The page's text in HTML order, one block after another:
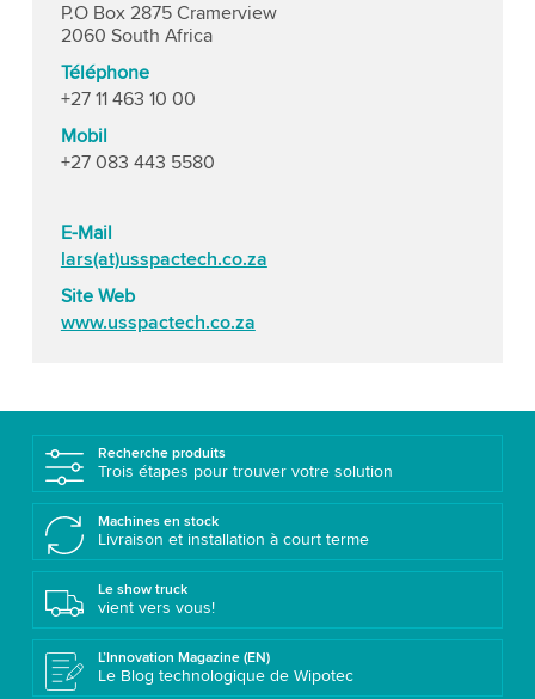
P.O Box 2875 Cramerview
2060 South Africa
Téléphone
+27 11 463 10 00
Mobil
+27 083 443 5580
E-Mail
lars(at)usspactech.co.za
Site Web
www.usspactech.co.za
Recherche produits
Trois étapes pour trouver votre solution
Machines en stock
Livraison et installation à court terme
Le show truck
vient vers vous!
L’Innovation Magazine (EN)
Le Blog technologique de Wipotec